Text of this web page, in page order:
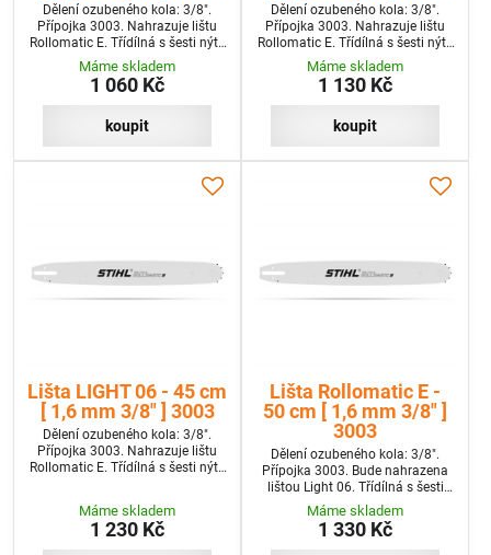
Dělení ozubeného kola: 3/8".
Přípojka 3003. Nahrazuje lištu
Rollomatic E. Třídílná s šesti nýty
na špičce a velkým předním
kolem.
Máme skladem
1 060 Kč
koupit
Dělení ozubeného kola: 3/8".
Přípojka 3003. Nahrazuje lištu
Rollomatic E. Třídílná s šesti nýty
na špičce a velkým předním
kolem.
Máme skladem
1 130 Kč
koupit
Lišta LIGHT 06 - 45 cm
[ 1,6 mm 3/8" ] 3003
Dělení ozubeného kola: 3/8".
Přípojka 3003. Nahrazuje lištu
Rollomatic E. Třídílná s šesti nýty
Máme skladem
1 230 Kč
Lišta Rollomatic E -
50 cm [ 1,6 mm 3/8" ]
3003
Dělení ozubeného kola: 3/8".
Přípojka 3003. Bude nahrazena
lištou Light 06. Třídílná s šesti
nýty na špičce a velkým předním
kolem.
Máme skladem
1 330 Kč